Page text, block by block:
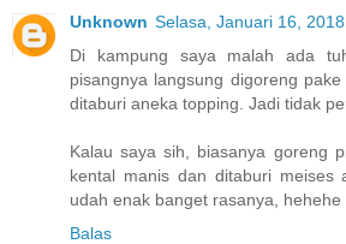
Unknown Selasa, Januari 16,
Di kampung saya malah ada
pisangnya langsung digoreng
ditaburi aneka topping. Jadi tidak
Kalau saya sih, biasanya goreng
kental manis dan ditaburi meises
udah enak banget rasanya, hehehe
Balas